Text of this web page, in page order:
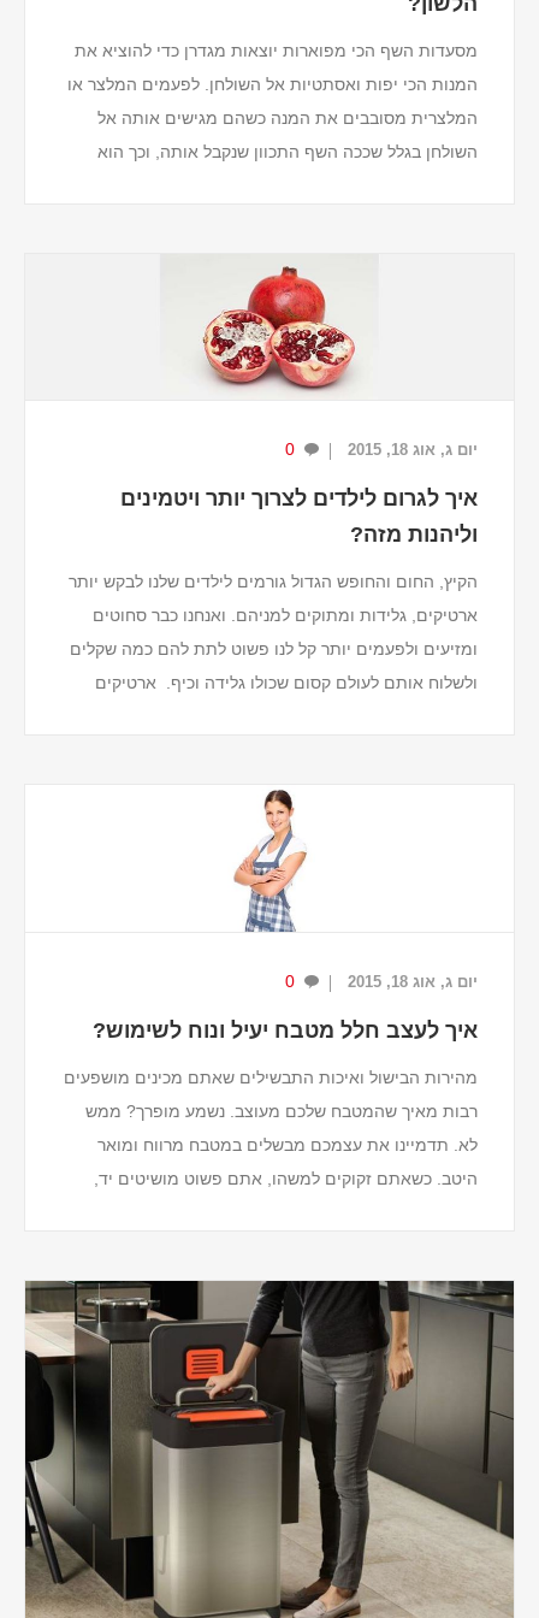
מסעדות השף הכי מפוארות יוצאות מגדרן כדי להוציא את
המנות הכי יפות ואסתטיות אל השולחן. לפעמים המלצר או
המלצרית מסובבים את המנה כשהם מגישים אותה אל
השולחן בגלל שככה השף התכוון שנקבל אותה, וכך הוא
יום ג, אוג 18, 2015 0
איך לגרום לילדים לצרוך יותר ויטמינים
וליהנות מזה?
הקיץ, החום והחופש הגדול גורמים לילדים שלנו לבקש יותר
ארטיקים, גלידות ומתוקים למניהם. ואנחנו כבר סחוטים
ומזיעים ולפעמים יותר קל לנו פשוט לתת להם כמה שקלים
ולשלוח אותם לעולם קסום שכולו גלידה וכיף. ארטיקים
יום ג, אוג 18, 2015 0
איך לעצב חלל מטבח יעיל ונוח לשימוש?
מהירות הבישול ואיכות התבשילים שאתם מכינים מושפעים
רבות מאיך שהמטבח שלכם מעוצב. נשמע מופרך? ממש
לא. תדמיינו את עצמכם מבשלים במטבח מרווח ומואר
היטב. כשאתם זקוקים למשהו, אתם פשוט מושיטים יד,